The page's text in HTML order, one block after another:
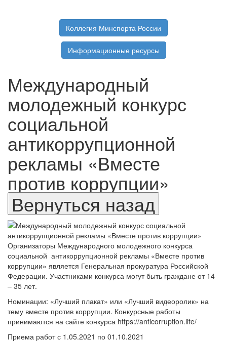
Коллегия Минспорта России
Информационные ресурсы
Международный
молодежный конкурс
социальной
антикоррупционной
рекламы «Вместе
против коррупции»
Организаторы Международного молодежного конкурса
социальной антикоррупционной рекламы «Вместе против
коррупции» является Генеральная прокуратура Российской
Федерации. Участниками конкурса могут быть граждане от 14
– 35 лет.
Номинации: «Лучший плакат» или «Лучший видеоролик» на
тему вместе против коррупции. Конкурсные работы
принимаются на сайте конкурса https://anticorruption.life/
Приема работ с 1.05.2021 по 01.10.2021